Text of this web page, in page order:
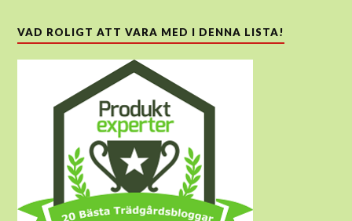
VAD ROLIGT ATT VARA MED I DENNA LISTA!